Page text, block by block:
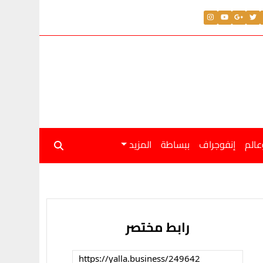
إنفوجراف ببساطة المزيد
رابط مختصر